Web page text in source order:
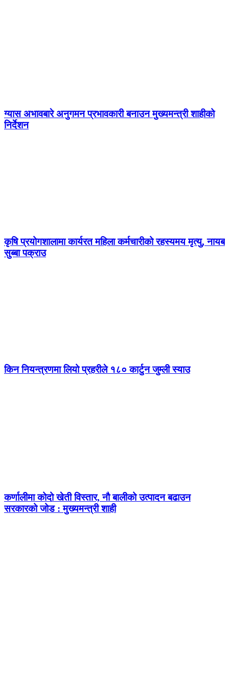
ग्यास अभावबारे अनुगमन प्रभावकारी बनाउन मुख्यमन्त्री शाहीको
निर्देशन
कृषि प्रयोगशालामा कार्यरत महिला कर्मचारीको रहस्यमय मृत्यु, नायब
सुब्बा पक्राउ
किन नियन्त्रणमा लियो प्रहरीले १८० कार्टुन जुम्ली स्याउ
कर्णालीमा कोदो खेती विस्तार, नौ बालीको उत्पादन बढाउन
सरकारको जोड : मुख्यमन्त्री शाही